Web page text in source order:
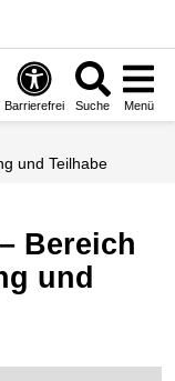
Barrierefrei Suche Menü
und Teilhabe
Bereich
und